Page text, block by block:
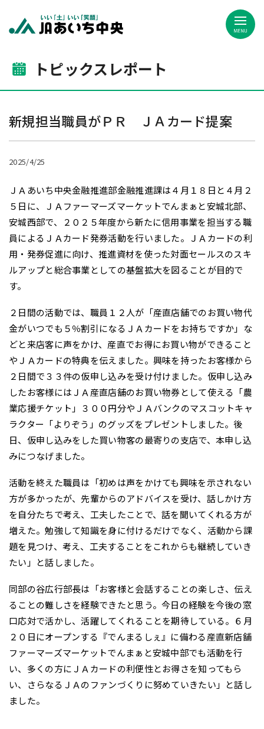
トピックスレポート
新規担当職員がＰＲ ＪＡカード提案
2025/4/25
ＪＡあいち中央金融推進部金融推進課は４月１８日と４月２
５日に、ＪＡファーマーズマーケットでんまぁと安城北部、
安城西部で、２０２５年度から新たに信用事業を担当する職
員によるＪＡカード発券活動を行いました。ＪＡカードの利
用・発券促進に向け、推進資材を使った対面セールスのスキ
ルアップと総合事業としての基盤拡大を図ることが目的で
す。
２日間の活動では、職員１２人が「産直店舗でのお買い物代
金がいつでも５％割引になるＪＡカードをお持ちですか」な
どと来店客に声をかけ、産直でお得にお買い物ができること
やＪＡカードの特典を伝えました。興味を持ったお客様から
２日間で３３件の仮申し込みを受け付けました。仮申し込み
したお客様にはＪＡ産直店舗のお買い物券として使える「農
業応援チケット」３００円分やＪＡバンクのマスコットキャ
ラクター「よりぞう」のグッズをプレゼントしました。後
日、仮申し込みをした買い物客の最寄りの支店で、本申し込
みにつなげました。
活動を終えた職員は「初めは声をかけても興味を示されない
方が多かったが、先輩からのアドバイスを受け、話しかけ方
を自分たちで考え、工夫したことで、話を聞いてくれる方が
増えた。勉強して知識を身に付けるだけでなく、活動から課
題を見つけ、考え、工夫することをこれからも継続していき
たい」と話しました。
同部の谷広行部長は「お客様と会話することの楽しさ、伝え
ることの難しさを経験できたと思う。今日の経験を今後の窓
口応対で活かし、活躍してくれることを期待している。６月
２０日にオープンする『でんまるしぇ』に備わる産直新店舗
ファーマーズマーケットでんまぁと安城中部でも活動を行
い、多くの方にＪＡカードの利便性とお得さを知ってもら
い、さらなるＪＡのファンづくりに努めていきたい」と話し
ました。